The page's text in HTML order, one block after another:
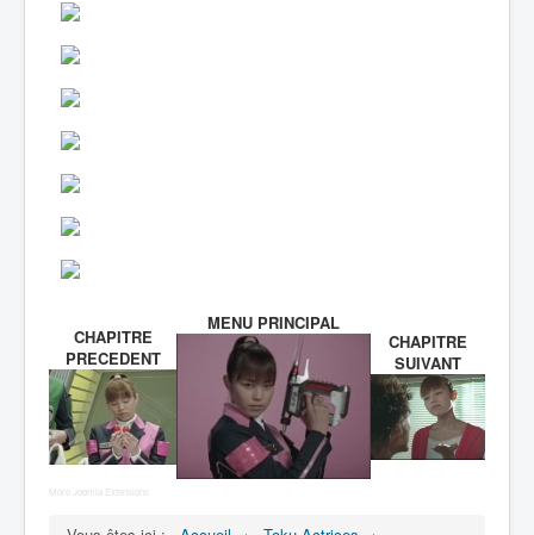
CHAPITRE
PRECEDENT
MENU PRINCIPAL
CHAPITRE
SUIVANT
More Joomla Extensions